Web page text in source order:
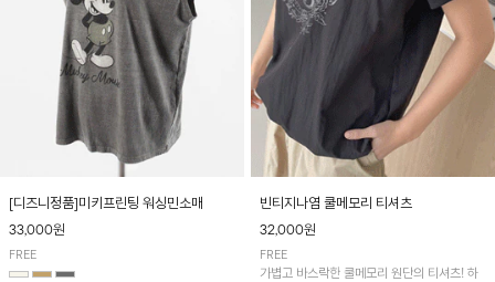
[디즈니정품]미키프린팅 워싱민소매
33,000원
FREE
빈티지나염 쿨메모리 티셔츠
32,000원
FREE
가볍고 바스락한 쿨메모리 원단의 티셔츠! 하